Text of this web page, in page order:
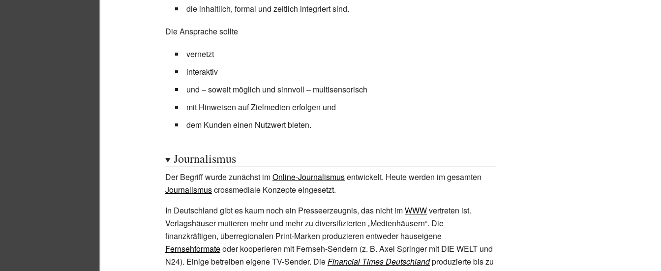
die inhaltlich, formal und zeitlich integriert sind.
Die Ansprache sollte
vernetzt
interaktiv
und – soweit möglich und sinnvoll – multisensorisch
mit Hinweisen auf Zielmedien erfolgen und
dem Kunden einen Nutzwert bieten.
Journalismus
Der Begriff wurde zunächst imOnline-Journalismusentwickelt. Heute werden im gesamten
Journalismuscrossmediale Konzepte eingesetzt.
In Deutschland gibt es kaum noch ein Presseerzeugnis, das nicht imWWWvertreten ist.
Verlagshäuser mutieren mehr und mehr zu diversifizierten „Medienhäusern“. Die
finanzkräftigen, überregionalen Print-Marken produzieren entweder hauseigene
Fernsehformateoder kooperieren mit Fernseh-Sendern (z. B. Axel Springer mit DIE WELT und
N24). Einige betreiben eigene TV-Sender. DieFinancial Times Deutschlandproduzierte bis zu